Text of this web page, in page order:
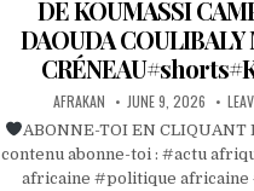
DE KOUMASSI
DAOUDA COULIBALY
AFRAKAN JUNE 9, 2026
ABONNE-TOI EN CLIQUANT
contenu abonne-toi : #actu
africaine #politique africaine